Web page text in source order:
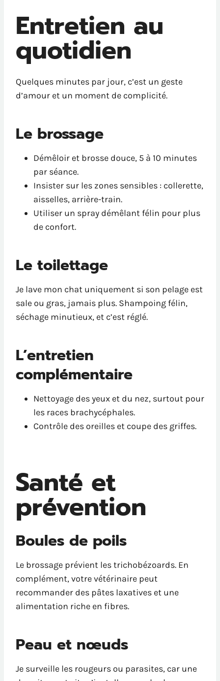
Entretien au
quotidien
Quelques minutes par jour, c’est un geste
d’amour et un moment de complicité.
Le brossage
Démêloir et brosse douce, 5 à 10 minutes
par séance.
Insister sur les zones sensibles : collerette,
aisselles, arrière-train.
Utiliser un spray démêlant félin pour plus
de confort.
Le toilettage
Je lave mon chat uniquement si son pelage est
sale ou gras, jamais plus. Shampoing félin,
séchage minutieux, et c’est réglé.
L’entretien
complémentaire
Nettoyage des yeux et du nez, surtout pour
les races brachycéphales.
Contrôle des oreilles et coupe des griffes.
Santé et
prévention
Boules de poils
Le brossage prévient les trichobézoards. En
complément, votre vétérinaire peut
recommander des pâtes laxatives et une
alimentation riche en fibres.
Peau et nœuds
Je surveille les rougeurs ou parasites, car une